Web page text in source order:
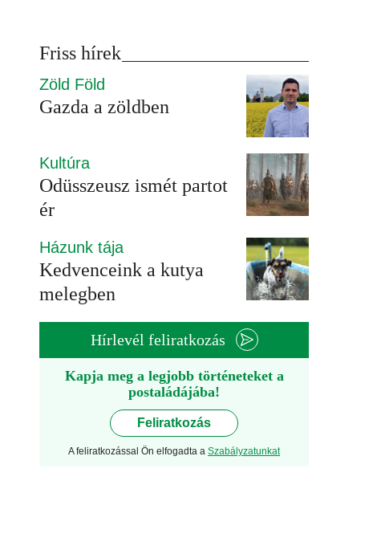
Friss hírek
Zöld Föld
Gazda a zöldben
Kultúra
Odüsszeusz ismét partot
ér
Házunk tája
Kedvenceink a kutya
melegben
Hírlevél feliratkozás
Kapja meg a legjobb történeteket a
postaládájába!
Feliratkozás
A feliratkozással Ön elfogadta a Szabályzatunkat